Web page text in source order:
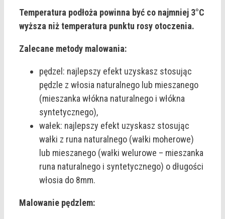
Temperatura podłoża powinna być co najmniej 3°C
wyższa niż temperatura punktu rosy otoczenia.
Zalecane metody malowania:
pędzel: najlepszy efekt uzyskasz stosując
pędzle z włosia naturalnego lub mieszanego
(mieszanka włókna naturalnego i włókna
syntetycznego),
wałek: najlepszy efekt uzyskasz stosując
wałki z runa naturalnego (wałki moherowe)
lub mieszanego (wałki welurowe – mieszanka
runa naturalnego i syntetycznego) o długości
włosia do 8mm.
Malowanie pędzlem: